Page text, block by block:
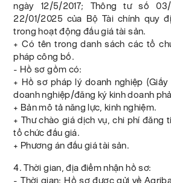
ngày 12/5/2017; Thông tư số 03/
22/01/2025 của Bộ Tài chính quy
trong hoạt động đấu giá tài sản.
+ Có tên trong danh sách các tổ
pháp công bố.
- Hồ sơ gồm có:
+ Hồ sơ pháp lý doanh nghiệp
doanh nghiệp/đăng ký kinh doanh
+ Bản mô tả năng lực, kinh nghiệm.
+ Thư chào giá dịch vụ, chi phí đăng
tổ chức đấu giá.
+ Phương án đấu giá tài sản.
4. Thời gian, địa điểm nhận hồ sơ:
- Thời gian: Hồ sơ được gửi về